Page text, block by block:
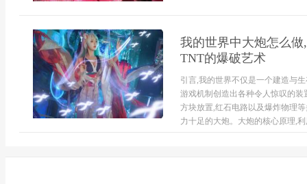
我的世界中大炮怎么
TNT的爆破艺术
引言,我的世界不仅是一个建造与
游戏机制创造出各种令人惊叹的
方块放置,红石电路以及爆炸物理
力十足的大炮。大炮的核心原理,